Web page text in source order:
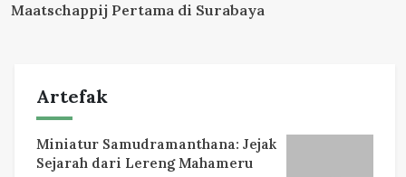
Maatschappij Pertama di Surabaya
Artefak
Miniatur Samudramanthana: Jejak
Sejarah dari Lereng Mahameru